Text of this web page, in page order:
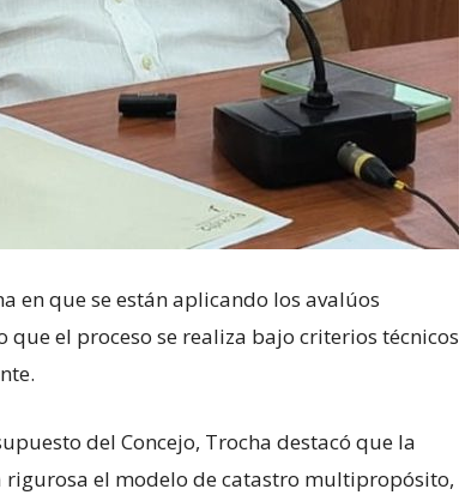
en que se están aplicando los avalúos
el proceso se realiza bajo criterios técnicos
del Concejo, Trocha destacó que la
el modelo de catastro multipropósito,